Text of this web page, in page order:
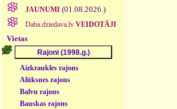
JAUNUMI (01.08.2026.)
Daba.dziedava.lv VEIDOTĀJI
Vietas
Aizkraukles rajons
Alūksnes rajons
Balvu rajons
Bauskas rajons